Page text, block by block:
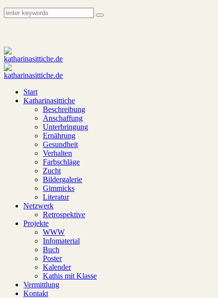
Start
Katharinasittiche
Beschreibung
Anschaffung
Unterbringung
Ernährung
Gesundheit
Verhalten
Farbschläge
Zucht
Bildergalerie
Gimmicks
Literatur
Netzwerk
Retrospektive
Projekte
WWW
Infomaterial
Buch
Poster
Kalender
Kathis mit Klasse
Vermittlung
Kontakt